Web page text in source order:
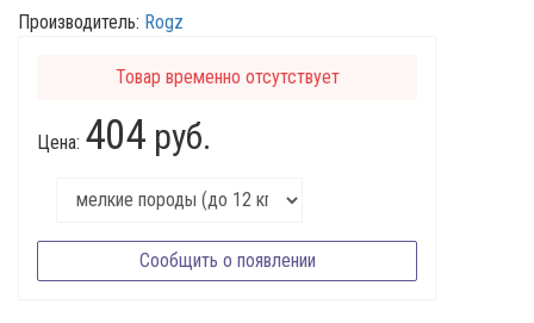
Производитель: Rogz
Товар временно отсутствует
Цена: 404 руб.
Сообщить о появлении